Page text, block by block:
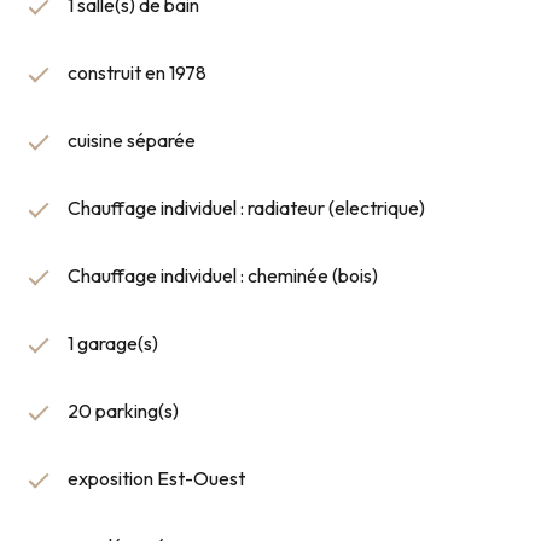
1 salle(s) de bain
construit en 1978
cuisine séparée
Chauffage individuel : radiateur (electrique)
Chauffage individuel : cheminée (bois)
1 garage(s)
20 parking(s)
exposition Est-Ouest